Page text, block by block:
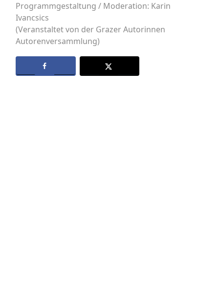
Programmgestaltung / Moderation: Karin
Ivancsics
(Veranstaltet von der Grazer Autorinnen
Autorenversammlung)